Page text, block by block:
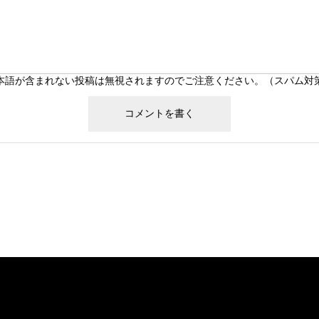
語が含まれない投稿は無視されますのでご注意ください。（スパム対